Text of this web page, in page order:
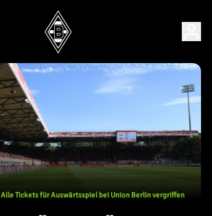
Alle Tickets für Auswärtsspiel bei Union Berlin vergriffen